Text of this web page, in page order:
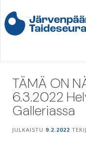
to
content
TÄMÄ ON
6.3.2022
Galleriassa
JULKAISTU 9.2.2022